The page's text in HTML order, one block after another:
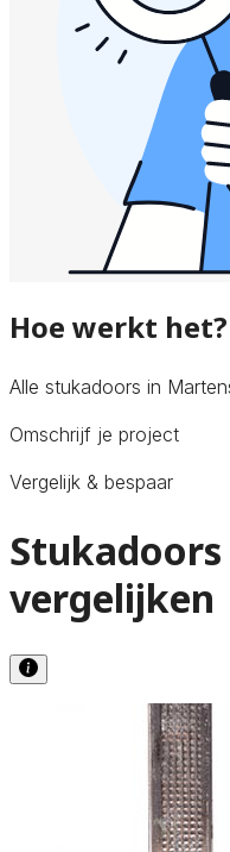
Hoe werkt het?
Alle stukadoors in
Omschrijf je project
Vergelijk & bespaar
vergelijken